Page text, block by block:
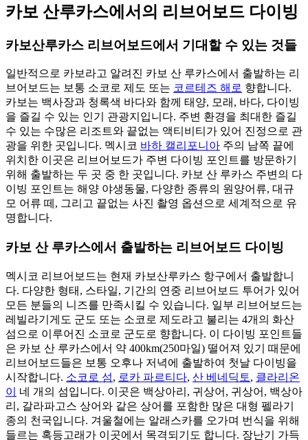
카보 산루카스에서의 리브어보드 다이빙
카보산루카스 리브어보드에서 기대할 수 있는 것들
일반적으로 카보라고 알려진 카보 산 루카스에서 출발하는 리
브어보드는 보통 소코로 제도 또는 코르테즈 해로 향합니다.
카보는 백사장과 청록색 바다와 함께 태양, 모래, 바다, 다이빙
을 즐길 수 있는 인기 관광지입니다. 주변 환경을 최대한 즐길
수 있는 수많은 리조트와 끝없는 액티비티가 있어 진정으로 관
광을 위한 곳입니다. 멕시코 바하 캘리포니아 주의 남쪽 끝에
위치한 이곳은 리브어보드가 주변 다이빙 포인트를 방문하기
위해 출발하는 두 곳 중 한 곳입니다. 카보 산 루카스 주변의 다
이빙 포인트는 해양 야생동물, 다양한 종류의 원양어류, 대규
모 어류 떼, 그리고 끝없는 사진 촬영 옵션으로 세계적으로 유
명합니다.
카보 산 루카스에서 출발하는 리브어보드 다이빙
멕시코 리브어보드는 현재 카보산루카스 항구에서 출발합니
다. 다양한 형태, 스타일, 기간의 연중 리브어보드 투어가 있어
모든 분들의 니즈를 만족시킬 수 있습니다. 일부 리브어보드는
레빌라기게도 군도 또는 소코로 제도라고 불리는 4개의 화산
섬으로 이루어진 소코로 군도로 향합니다. 이 다이빙 포인트들
은 카보 산 루카스에서 약 400km(250마일) 떨어져 있기 때문에
리브어보드들은 보통 오후나 저녁에 출발하여 첫날 다이빙을
시작합니다. 소코로 섬, 로카 파르티다, 산 베네딕토, 클라리온
이
네 개의 섬입니다. 이곳은 백상아리, 귀상어, 귀상어, 백상아
리, 갈라파고스 상어와 같은 상어를 포함한 많은 대형 펠라기
종의 천국입니다. 겨울철에는 알래스카를 오가며 번식을 위해
들르는 혹등고래가 이곳에서 목격되기도 합니다. 장난기 가득